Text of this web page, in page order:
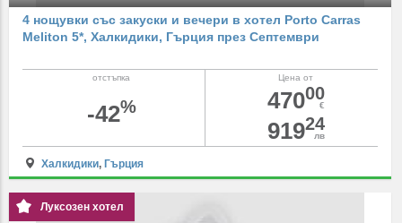
4 нощувки със закуски и вечери в хотел Porto Carras
Meliton 5*, Халкидики, Гърция през Септември
Цена от
47000
€
91924
лв
отстъпка
-42%
Халкидики, Гърция
Луксозен хотел